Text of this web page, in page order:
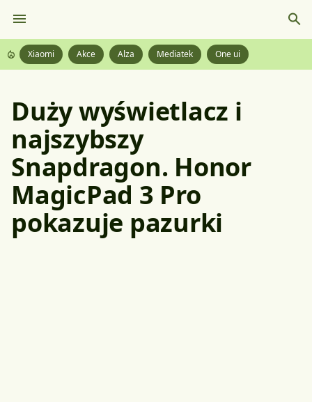
Xiaomi Akce Alza Mediatek One ui
Duży wyświetlacz i
najszybszy
Snapdragon. Honor
MagicPad 3 Pro
pokazuje pazurki